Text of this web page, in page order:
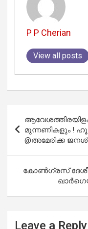
P P Cherian
View all posts
navigation
മുന്നണികളും !
@അമേരിക്ക
കോൺഗ്രസ്
Leave a Reply